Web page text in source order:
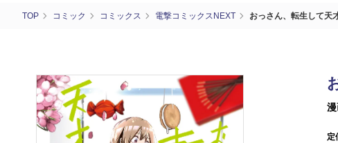
TOP コミック コミックス 電撃コミックスNEXT おっさん、転生して
定